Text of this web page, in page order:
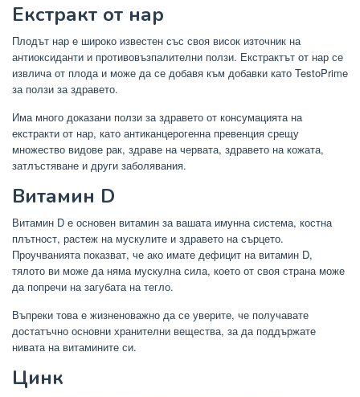
Екстракт от нар
Плодът нар е широко известен със своя висок източник на
антиоксиданти и противовъзпалителни ползи. Екстрактът от нар се
извлича от плода и може да се добавя към добавки като TestoPrime
за ползи за здравето.
Има много доказани ползи за здравето от консумацията на
екстракти от нар, като антиканцерогенна превенция срещу
множество видове рак, здраве на червата, здравето на кожата,
затлъстяване и други заболявания.
Витамин D
Витамин D е основен витамин за вашата имунна система, костна
плътност, растеж на мускулите и здравето на сърцето.
Проучванията показват, че ако имате дефицит на витамин D,
тялото ви може да няма мускулна сила, което от своя страна може
да попречи на загубата на тегло.
Въпреки това е жизненоважно да се уверите, че получавате
достатъчно основни хранителни вещества, за да поддържате
нивата на витамините си.
Цинк